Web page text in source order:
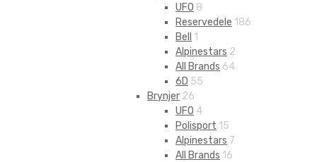
UFO 8
Reservedele 186
Bell
1
Alpinestars 2
All Brands 64
6D 55
Brynjer 26
UFO 4
Polisport 15
Alpinestars 7
All Brands 16